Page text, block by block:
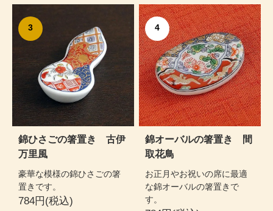
3
錦ひさごの箸置き 古伊
万里風
豪華な模様の錦ひさごの箸
置きです。
784円(税込)
4
錦オーバルの箸置き 間
取花鳥
お正月やお祝いの席に最適
な錦オーバルの箸置きで
す。